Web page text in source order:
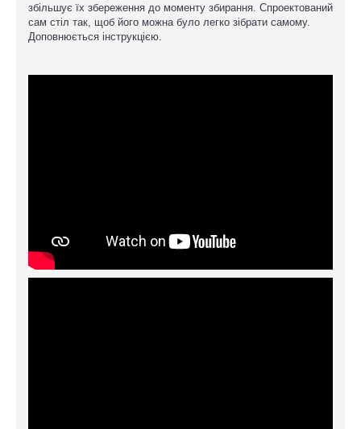
збільшує їх збереження до моменту збирання. Спроектований
сам стіл так, щоб його можна було легко зібрати самому.
Доповнюється інструкцією.